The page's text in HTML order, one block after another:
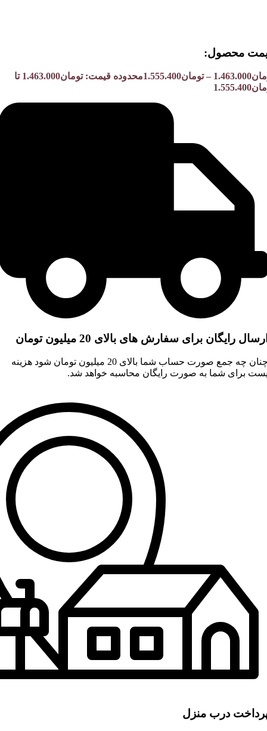
محصول:​
1.463.000
– تومان1.555.400
محدوده قیمت: تومان1.463.000 تا
رایگان برای سفارش های بالای 20 میلیون تومان
چنان چه جمع صورت حساب شما بالای 20 میلیون تومان شود هزینه
برای شما به صورت رایگان محاسبه خواهد شد.
درب منزل